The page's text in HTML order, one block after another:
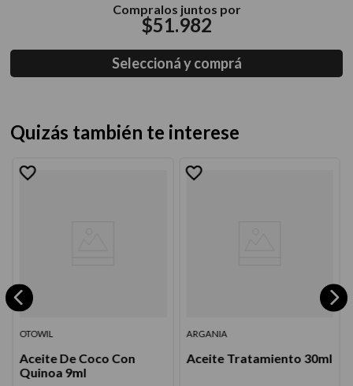
Compralos juntos por
$51.982
Seleccioná y comprá
Quizás también te interese
OTOWIL
Aceite De Coco Con
Quinoa 9ml
ARGANIA
Aceite Tratamiento 30ml